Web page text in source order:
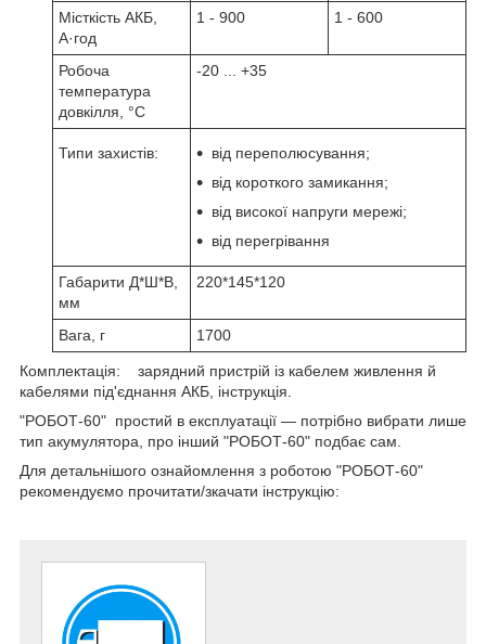
Місткість АКБ,
А·год
1 - 900 1 - 600
Робоча
температура
довкілля, °С
-20 ... +35
Типи захистів:
від переполюсування;
від короткого замикання;
від високої напруги мережі;
від перегрівання
Габарити Д*Ш*В,
мм
220*145*120
Вага, г 1700
Комплектація: зарядний пристрій із кабелем живлення й
кабелями під'єднання АКБ, інструкція.
"РОБОТ-60" простий в експлуатації — потрібно вибрати лише
тип акумулятора, про інший "РОБОТ-60" подбає сам.
Для детальнішого ознайомлення з роботою "РОБОТ-60"
рекомендуємо прочитати/зкачати інструкцію: